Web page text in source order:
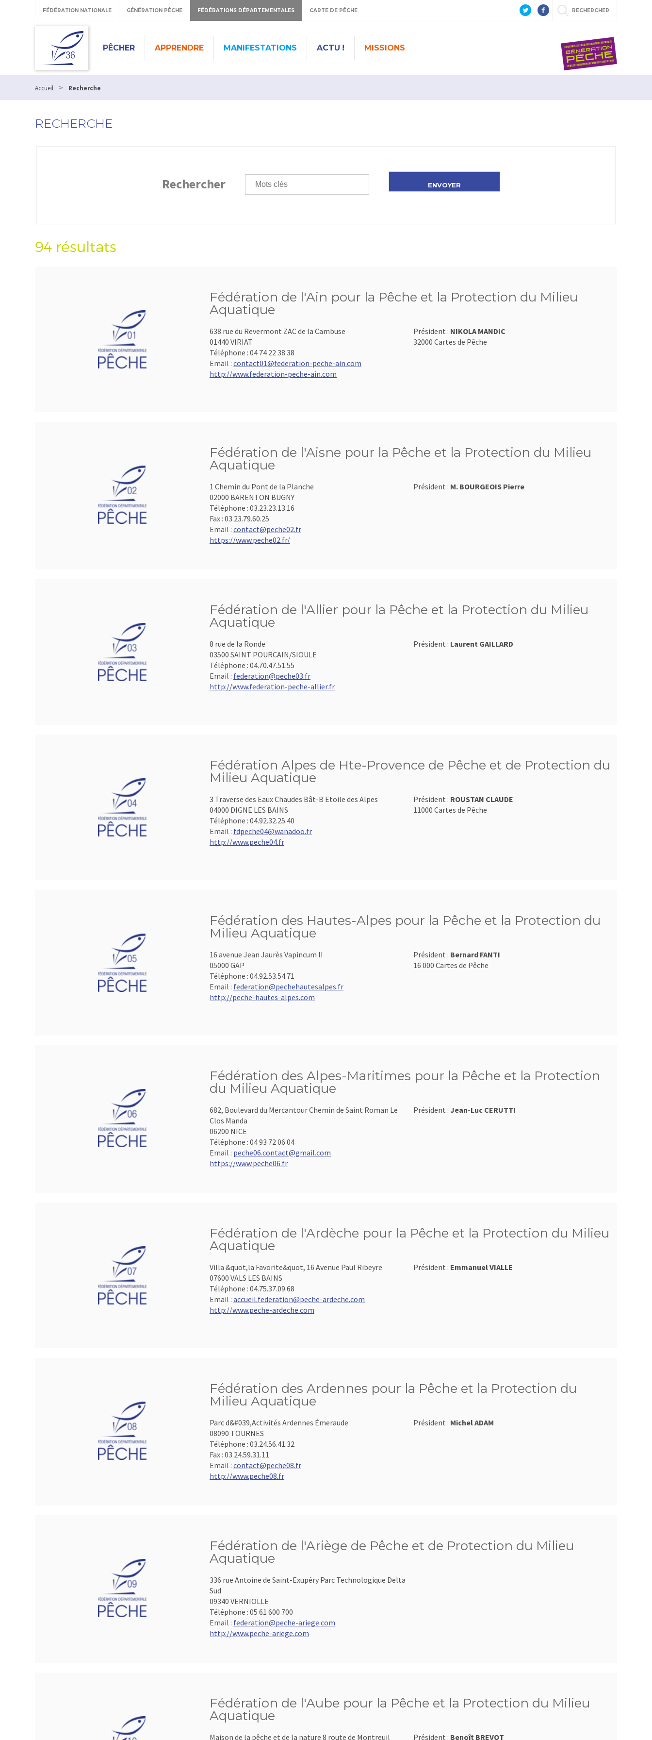
FÉDÉRATION NATIONALE GÉNÉRATION PÊCHE FÉDÉRATIONS DÉPARTEMENTALES CARTE DE PÊCHE RECHERCHER
PÊCHER APPRENDRE MANIFESTATIONS ACTU ! MISSIONS
Accueil > Recherche
RECHERCHE
Rechercher
94 résultats
Fédération de l'Ain pour la Pêche et la Protection du Milieu
Aquatique
638 rue du Revermont ZAC de la Cambuse
01440 VIRIAT
Téléphone : 04 74 22 38 38
Email : contact01@federation-peche-ain.com
http://www.federation-peche-ain.com
Président : NIKOLA MANDIC
32000 Cartes de Pêche
Fédération de l'Aisne pour la Pêche et la Protection du Milieu
Aquatique
1 Chemin du Pont de la Planche
02000 BARENTON BUGNY
Téléphone : 03.23.23.13.16
Fax : 03.23.79.60.25
Email : contact@peche02.fr
https://www.peche02.fr/
Président : M. BOURGEOIS Pierre
Fédération de l'Allier pour la Pêche et la Protection du Milieu
Aquatique
8 rue de la Ronde
03500 SAINT POURCAIN/SIOULE
Téléphone : 04.70.47.51.55
Email : federation@peche03.fr
http://www.federation-peche-allier.fr
Président : Laurent GAILLARD
Fédération Alpes de Hte-Provence de Pêche et de Protection du
Milieu Aquatique
3 Traverse des Eaux Chaudes Bât-B Etoile des Alpes
04000 DIGNE LES BAINS
Téléphone : 04.92.32.25.40
Email : fdpeche04@wanadoo.fr
http://www.peche04.fr
Président : ROUSTAN CLAUDE
11000 Cartes de Pêche
Fédération des Hautes-Alpes pour la Pêche et la Protection du
Milieu Aquatique
16 avenue Jean Jaurès Vapincum II
05000 GAP
Téléphone : 04.92.53.54.71
Email : federation@pechehautesalpes.fr
http://peche-hautes-alpes.com
Président : Bernard FANTI
16 000 Cartes de Pêche
Fédération des Alpes-Maritimes pour la Pêche et la Protection
du Milieu Aquatique
682, Boulevard du Mercantour Chemin de Saint Roman Le
Clos Manda
06200 NICE
Téléphone : 04 93 72 06 04
Email : peche06.contact@gmail.com
https://www.peche06.fr
Président : Jean-Luc CERUTTI
Fédération de l'Ardèche pour la Pêche et la Protection du Milieu
Aquatique
Villa &quot,la Favorite&quot, 16 Avenue Paul Ribeyre
07600 VALS LES BAINS
Téléphone : 04.75.37.09.68
Email : accueil.federation@peche-ardeche.com
http://www.peche-ardeche.com
Président : Emmanuel VIALLE
Fédération des Ardennes pour la Pêche et la Protection du
Milieu Aquatique
Parc d&#039,Activités Ardennes Émeraude
08090 TOURNES
Téléphone : 03.24.56.41.32
Fax : 03.24.59.31.11
Email : contact@peche08.fr
http://www.peche08.fr
Président : Michel ADAM
Fédération de l'Ariège de Pêche et de Protection du Milieu
Aquatique
336 rue Antoine de Saint-Exupéry Parc Technologique Delta
Sud
09340 VERNIOLLE
Téléphone : 05 61 600 700
Email : federation@peche-ariege.com
http://www.peche-ariege.com
Fédération de l'Aube pour la Pêche et la Protection du Milieu
Aquatique
Maison de la pêche et de la nature 8 route de Montreuil Président : Benoît BREVOT